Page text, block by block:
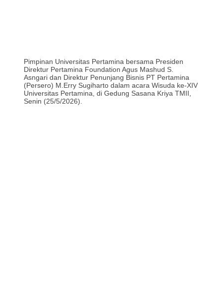
Pimpinan Universitas Pertamina bersama Presiden
Direktur Pertamina Foundation Agus Mashud S.
Asngari dan Direktur Penunjang Bisnis PT Pertamina
(Persero) M.Erry Sugiharto dalam acara Wisuda ke-XIV
Universitas Pertamina, di Gedung Sasana Kriya TMII,
Senin (25/5/2026).